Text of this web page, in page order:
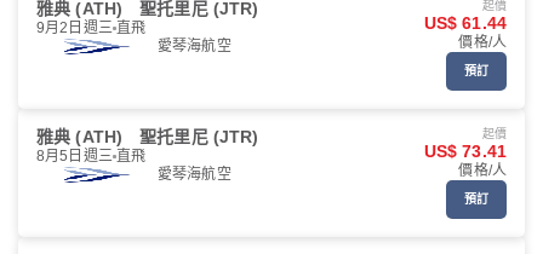
雅典 (ATH) 聖托里尼 (JTR)
9月2日週三 直飛
愛琴海航空
起價
US$ 61.44
價格/人
預訂
雅典 (ATH) 聖托里尼 (JTR)
8月5日週三 直飛
愛琴海航空
起價
US$ 73.41
價格/人
預訂